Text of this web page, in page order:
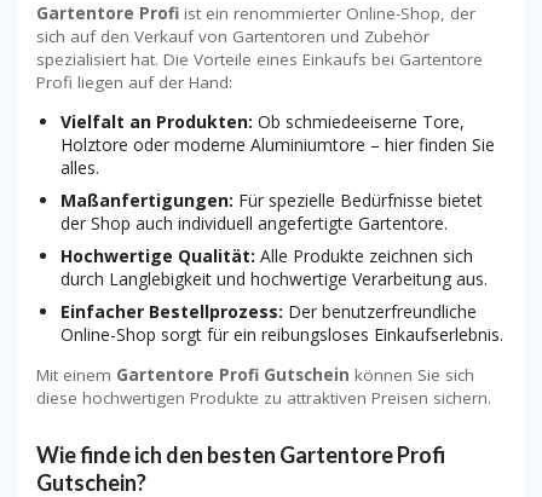
Gartentore Profi ist ein renommierter Online-Shop, der
sich auf den Verkauf von Gartentoren und Zubehör
spezialisiert hat. Die Vorteile eines Einkaufs bei Gartentore
Profi liegen auf der Hand:
Vielfalt an Produkten: Ob schmiedeeiserne Tore,
Holztore oder moderne Aluminiumtore – hier finden Sie
alles.
Maßanfertigungen: Für spezielle Bedürfnisse bietet
der Shop auch individuell angefertigte Gartentore.
Hochwertige Qualität: Alle Produkte zeichnen sich
durch Langlebigkeit und hochwertige Verarbeitung aus.
Einfacher Bestellprozess: Der benutzerfreundliche
Online-Shop sorgt für ein reibungsloses Einkaufserlebnis.
Mit einem Gartentore Profi Gutschein können Sie sich
diese hochwertigen Produkte zu attraktiven Preisen sichern.
Wie finde ich den besten Gartentore Profi
Gutschein?